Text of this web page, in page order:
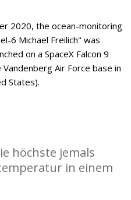
2020, the ocean-monitoring
6 Michael Freilich" was
on a SpaceX Falcon 9
Air Force base in
States).
höchste jemals
in einem